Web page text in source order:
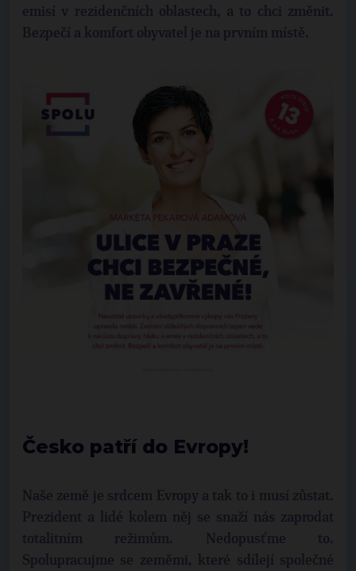
emisí v rezidenčních oblastech, a to chci změnit.
Bezpečí a komfort obyvatel je na prvním místě.
Česko patří do Evropy!
Naše země je srdcem Evropy a tak to i musí zůstat.
Prezident a lidé kolem něj se snaží nás zaprodat
totalitním režimům. Nedopusťme to.
Spolupracujme se zeměmi, které sdílejí společné